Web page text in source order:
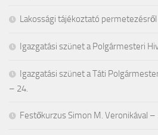
Lakossági tájékoztató permetezésről
Igazgatási szünet a Polgármesteri
Igazgatási szünet a Táti
– 24.
Festőkurzus Simon M. Veronikával –